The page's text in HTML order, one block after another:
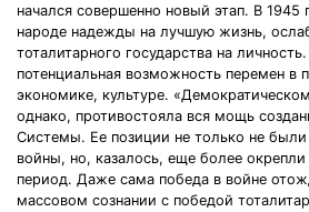
начался совершенно новый этап. В 1945
народе надежды на лучшую жизнь,
тоталитарного государства на
потенциальная возможность перемен в
экономике, культуре.
однако, противостояла вся мощь
Системы. Ее позиции не только не
войны, но, казалось, еще более
период. Даже сама победа в войне
массовом сознании с победой